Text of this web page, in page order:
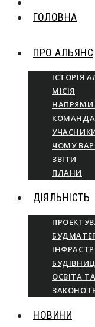
ГОЛОВНА
ПРО АЛЬЯНС
ІСТОРІЯ
МІСІЯ
НАПРЯМИ
ЧОМУ
ЗВІТИ
ПЛАНИ
ДІЯЛЬНІСТЬ
ОСВІТА
НОВИНИ